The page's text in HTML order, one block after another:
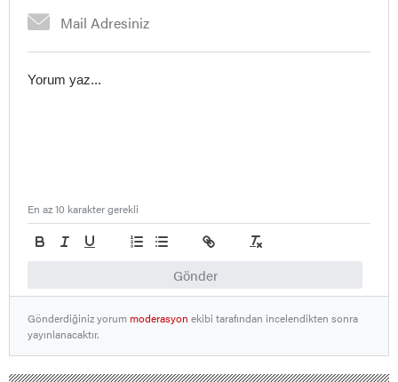
Gönder
En az 10 karakter gerekli
Gönderdiğiniz yorummoderasyon ekibi tarafından incelendikten sonra
yayınlanacaktır.